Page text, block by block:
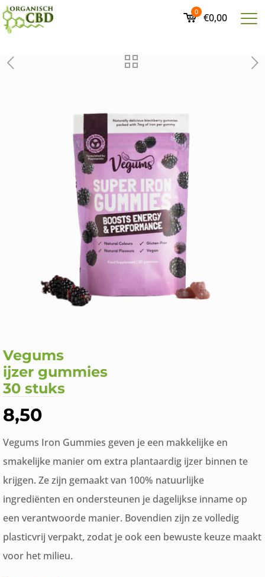
0 €0,00
Vegums
ijzer gummies
30 stuks
8,50
Vegums Iron Gummies geven je een makkelijke en
smakelijke manier om extra plantaardig ijzer binnen te
krijgen. Ze zijn gemaakt van 100% natuurlijke
ingrediënten en ondersteunen je dagelijkse inname op
een verantwoorde manier. Bovendien zijn ze volledig
plasticvrij verpakt, zodat je ook een bewuste keuze maakt
voor het milieu.